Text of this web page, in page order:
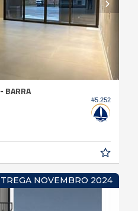
#5.252
BARRA
NOVEMBRO 2024